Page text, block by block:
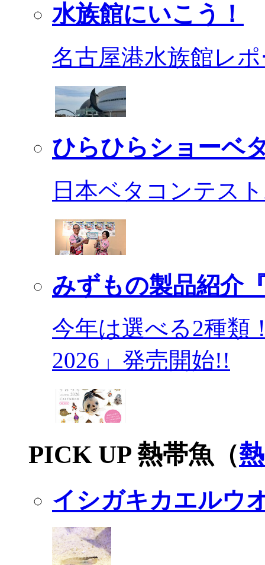
水族館にいこう！
名古屋港水族館レ
ひらひらショーベ
日本ベタコンテス
みずもの製品紹介
今年は選べる2種類
2026」発売開始!!
PICK UP 熱帯魚（
イシガキカエルウ